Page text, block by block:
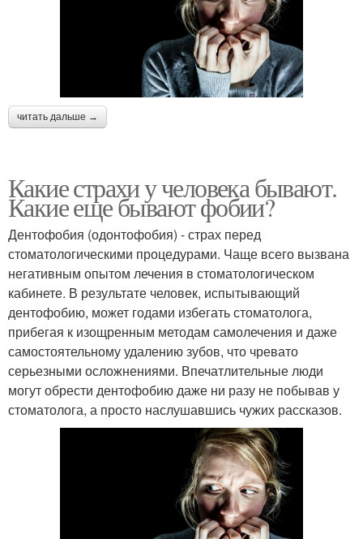
читать дальше →
Какие страхи у человека бывают.
Какие еще бывают фобии?
Дентофобия (одонтофобия) - страх перед
стоматологическими процедурами. Чаще всего вызвана
негативным опытом лечения в стоматологическом
кабинете. В результате человек, испытывающий
дентофобию, может годами избегать стоматолога,
прибегая к изощренным методам самолечения и даже
самостоятельному удалению зубов, что чревато
серьезными осложнениями. Впечатлительные люди
могут обрести дентофобию даже ни разу не побывав у
стоматолога, а просто наслушавшись чужих рассказов.